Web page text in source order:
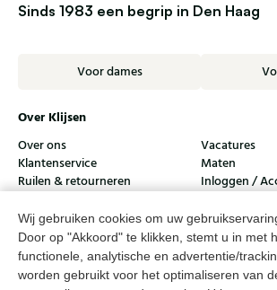
Wij gebruiken cookies om uw
Door op "Akkoord" te klikken, stemt u in met
functionele, analytische en advertentie/
worden gebruikt voor het optimaliseren van
Sinds 1983 een begrip in Den Haag
Voor dames
Over Klijsen
Over ons
Vacatures
Klantenservice
Maten
Ruilen & retourneren
Inloggen /
Dameswinkel Klijsen
Herenwinkel Klijsen
Klantenservice